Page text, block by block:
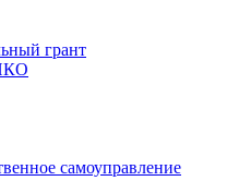
грант
самоуправление